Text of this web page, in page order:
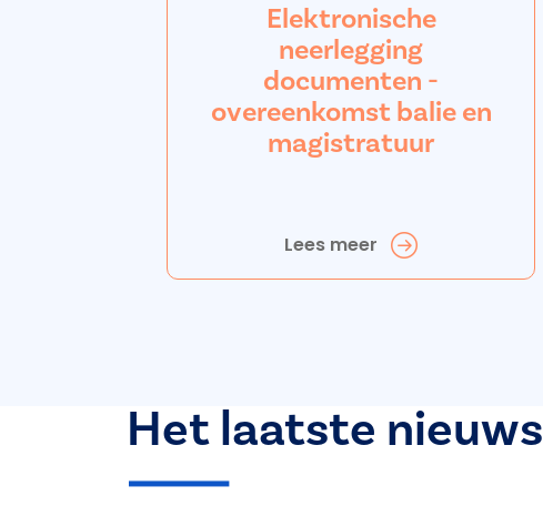
Elektronische
neerlegging
documenten -
overeenkomst balie en
magistratuur
Lees meer
Het laatste nieuws